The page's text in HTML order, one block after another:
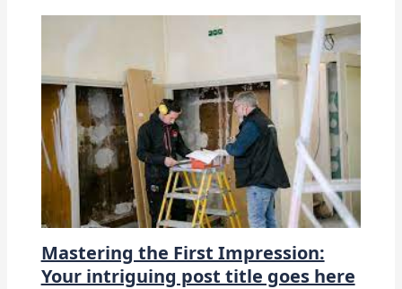
Mastering the First Impression:
Your intriguing post title goes here